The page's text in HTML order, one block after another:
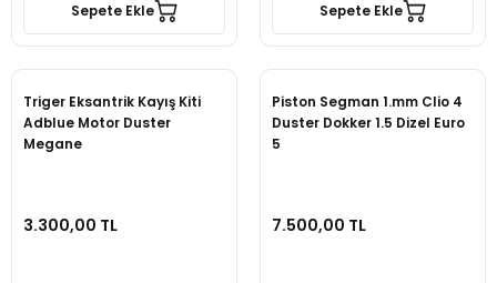
Sepete Ekle Sepete Ekle
Triger Eksantrik Kayış Kiti
Adblue Motor Duster
Megane
3.300,00 TL
Piston Segman 1.mm Clio 4
Duster Dokker 1.5 Dizel Euro
5
7.500,00 TL